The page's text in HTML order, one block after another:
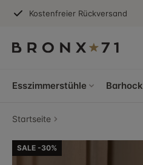
Kostenfreier Rückversand
Esszimmerstühle
Startseite
SALE -30%